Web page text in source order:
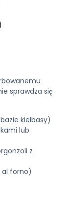
sprawdza się
kiełbasy)
lub
z
al forno)